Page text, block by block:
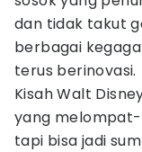
dan tidak takut
berbagai
terus berinovasi.
Kisah Walt
yang
tapi bisa jadi